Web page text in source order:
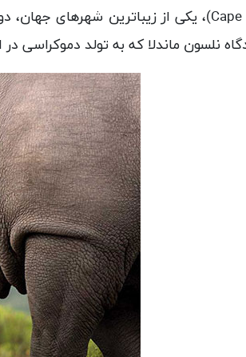
)، یکی از زیباترین شهرهای جهان،
نلسون ماندلا که به تولد دموکراسی